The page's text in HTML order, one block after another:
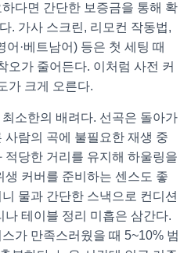
다면 간단한 보증금을 통해 확
. 가사 스크린, 리모컨 작동법,
어·베트남어) 등은 첫 세팅 때
오가 줄어든다. 이처럼 사전 커
가 크게 오른다.
소한의 배려다. 선곡은 돌아가
사람의 곡에 불필요한 재생 중
적당한 거리를 유지해 하울링을
생 커버를 준비하는 센스도 좋
물과 간단한 스낵으로 컨디션
테이블 정리 미흡은 삼간다.
가 만족스러웠을 때 5~10% 범